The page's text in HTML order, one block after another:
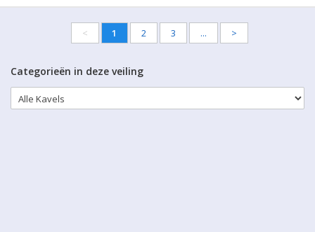
€1,00 (1)
Metalen spaarpot beer
Houten eend H:16